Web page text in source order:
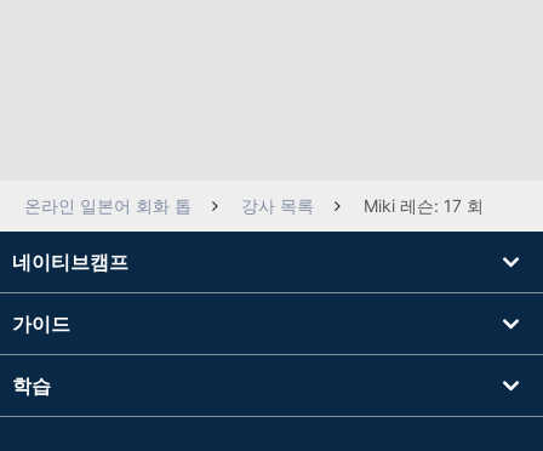
온라인 일본어 회화 톱 강사 목록 Miki 레슨: 17 회
네이티브캠프
가이드
학습